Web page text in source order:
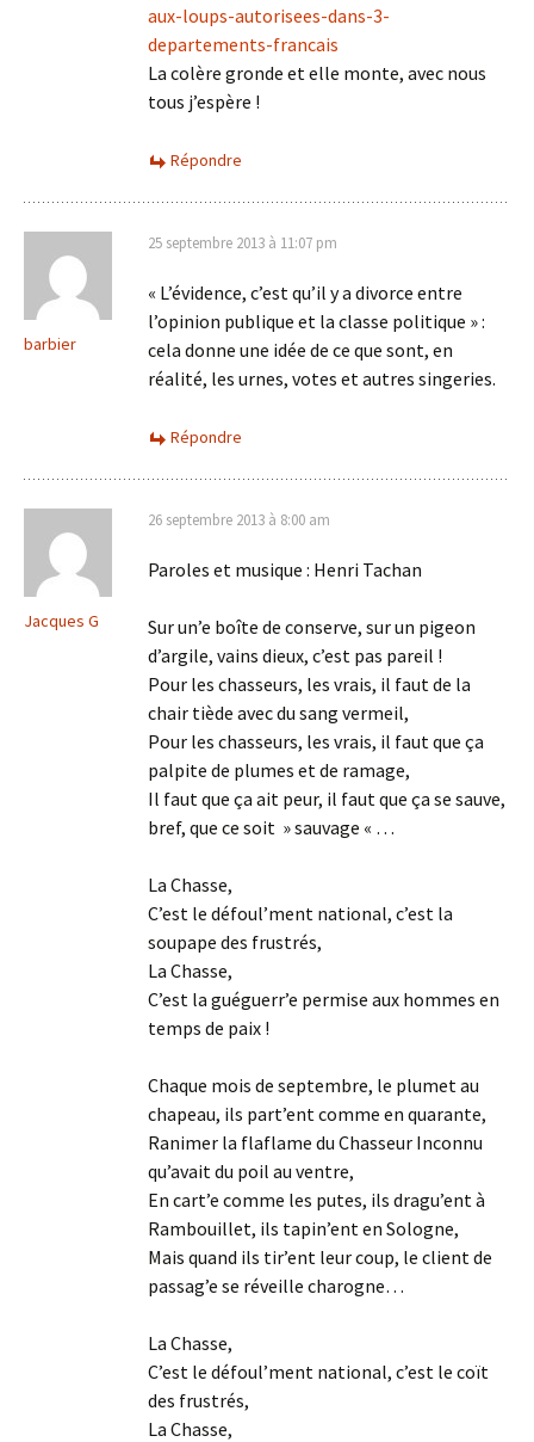
aux-loups-autorisees-dans-3-
departements-francais
La colère gronde et elle monte, avec nous
tous j’espère !
Répondre
barbier
25 septembre 2013 à 11:07 pm
« L’évidence, c’est qu’il y a divorce entre
l’opinion publique et la classe politique » :
cela donne une idée de ce que sont, en
réalité, les urnes, votes et autres singeries.
Répondre
Jacques G
26 septembre 2013 à 8:00 am
Paroles et musique : Henri Tachan
Sur un’e boîte de conserve, sur un pigeon
d’argile, vains dieux, c’est pas pareil !
Pour les chasseurs, les vrais, il faut de la
chair tiède avec du sang vermeil,
Pour les chasseurs, les vrais, il faut que ça
palpite de plumes et de ramage,
Il faut que ça ait peur, il faut que ça se sauve,
bref, que ce soit » sauvage « …
La Chasse,
C’est le défoul’ment national, c’est la
soupape des frustrés,
La Chasse,
C’est la guéguerr’e permise aux hommes en
temps de paix !
Chaque mois de septembre, le plumet au
chapeau, ils part’ent comme en quarante,
Ranimer la flaflame du Chasseur Inconnu
qu’avait du poil au ventre,
En cart’e comme les putes, ils dragu’ent à
Rambouillet, ils tapin’ent en Sologne,
Mais quand ils tir’ent leur coup, le client de
passag’e se réveille charogne…
La Chasse,
C’est le défoul’ment national, c’est le coït
des frustrés,
La Chasse,